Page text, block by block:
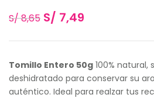
S/8,65 S/ 7,49
Tomillo Entero 50g 100% natural,
deshidratado para conservar su
auténtico. Ideal para realzar tus